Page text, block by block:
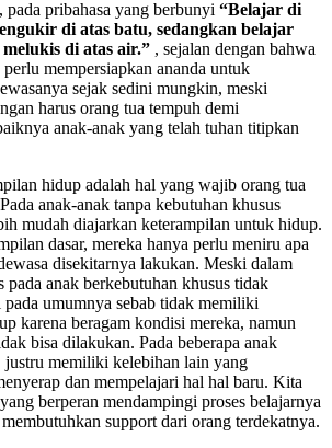
pribahasa yang berbunyi “Belajar di
di atas batu, sedangkan belajar
di atas air.” , sejalan dengan bahwa
mempersiapkan ananda untuk
sejak sedini mungkin, meski
harus orang tua tempuh demi
anak-anak yang telah tuhan titipkan
hidup adalah hal yang wajib orang tua
anak-anak tanpa kebutuhan khusus
mudah diajarkan keterampilan untuk hidup.
dasar, mereka hanya perlu meniru apa
disekitarnya lakukan. Meski dalam
anak berkebutuhan khusus tidak
pada umumnya sebab tidak memiliki
karena beragam kondisi mereka, namun
bisa dilakukan. Pada beberapa anak
justru memiliki kelebihan lain yang
dan mempelajari hal hal baru. Kita
berperan mendampingi proses belajarnya
support dari orang terdekatnya.